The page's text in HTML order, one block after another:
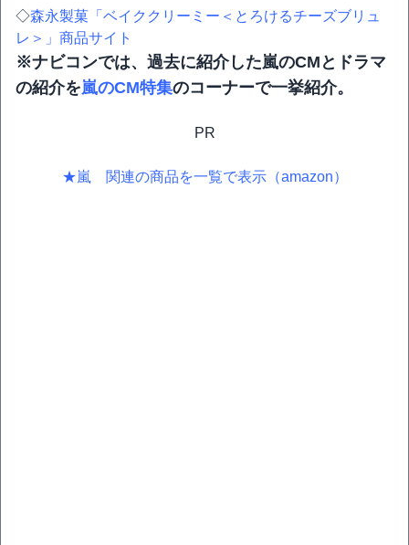
◇森永製菓「ベイククリーミー＜とろけるチーズブリュ
レ＞」商品サイト
※ナビコンでは、過去に紹介した嵐のCMとドラマ
の紹介を嵐のCM特集のコーナーで一挙紹介。
PR
★嵐 関連の商品を一覧で表示（amazon）